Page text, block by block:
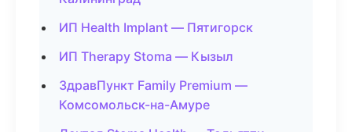
ИП Health Implant — Пятигорск
ИП Therapy Stoma — Кызыл
ЗдравПункт Family Premium —
Комсомольск-на-Амуре